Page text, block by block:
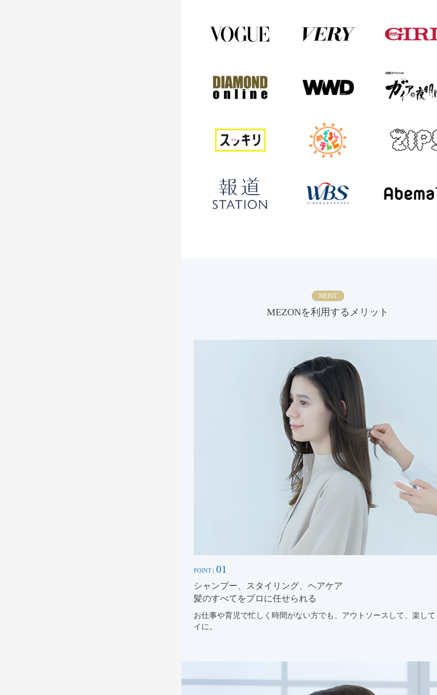
MERIT
MEZONを利用するメリット
POINT | 01
シャンプー、スタイリング、ヘアケア
髪のすべてをプロに任せられる
お仕事や育児で忙しく時間がない方でも、アウトソースして、楽し
イに。